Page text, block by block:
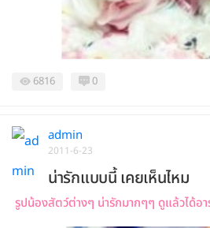
6816 0
admin
2011-6-23
น่ารักแบบนี้ เคยเห็นไหม
รูปน้องสัตว์ต่างๆ น่ารักมากๆๆ ดูแล้วได้อ